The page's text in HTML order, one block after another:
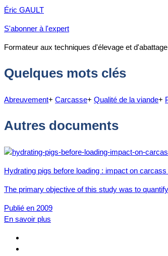
Éric GAULT
S'abonner à l'expert
Formateur aux techniques d'élevage et
Quelques mots clés
Abreuvement+ Carcasse+ Qualité de la viande+
Autres documents
Hydrating pigs before loading : impact on
The primary objective of this study was to
Publié en 2009
En savoir plus